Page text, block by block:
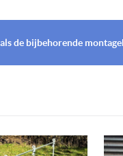
de bijbehorende